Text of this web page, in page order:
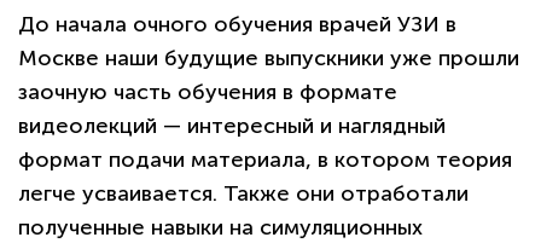
До начала очного обучения врачей УЗИ в
Москве наши будущие выпускники уже прошли
заочную часть обучения в формате
видеолекций — интересный и наглядный
формат подачи материала, в котором теория
легче усваивается. Также они отработали
полученные навыки на симуляционных